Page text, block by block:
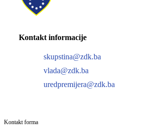
Kontakt informacije
skupstina@zdk.ba
vlada@zdk.ba
uredpremijera@zdk.ba
Kontakt forma